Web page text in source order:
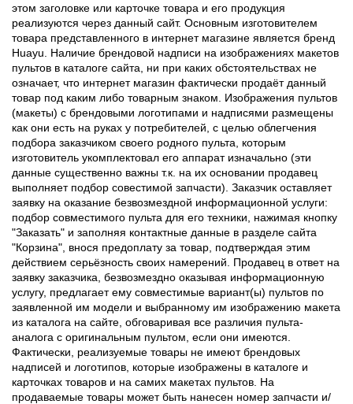
этом заголовке или карточке товара и его продукция
реализуются через данный сайт. Основным изготовителем
товара представленного в интернет магазине является бренд
Huayu. Наличие брендовой надписи на изображениях макетов
пультов в каталоге сайта, ни при каких обстоятельствах не
означает, что интернет магазин фактически продаёт данный
товар под каким либо товарным знаком. Изображения пультов
(макеты) с брендовыми логотипами и надписями размещены
как они есть на руках у потребителей, с целью облегчения
подбора заказчиком своего родного пульта, которым
изготовитель укомплектовал его аппарат изначально (эти
данные существенно важны т.к. на их основании продавец
выполняет подбор совестимой запчасти). Заказчик оставляет
заявку на оказание безвозмездной информационной услуги:
подбор совместимого пульта для его техники, нажимая кнопку
"Заказать" и заполняя контактные данные в разделе сайта
"Корзина", внося предоплату за товар, подтверждая этим
действием серьёзность своих намерений. Продавец в ответ на
заявку заказчика, безвозмездно оказывая информационную
услугу, предлагает ему совместимые вариант(ы) пультов по
заявленной им модели и выбранному им изображению макета
из каталога на сайте, обговаривая все различия пульта-
аналога с оригинальным пультом, если они имеются.
Фактически, реализуемые товары не имеют брендовых
надписей и логотипов, которые изображены в каталоге и
карточках товаров и на самих макетах пультов. На
продаваемые товары может быть нанесен номер запчасти и/